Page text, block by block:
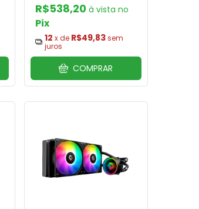
R$538,20
Pix
12 x de R$49,83sem
juros
COMPRAR